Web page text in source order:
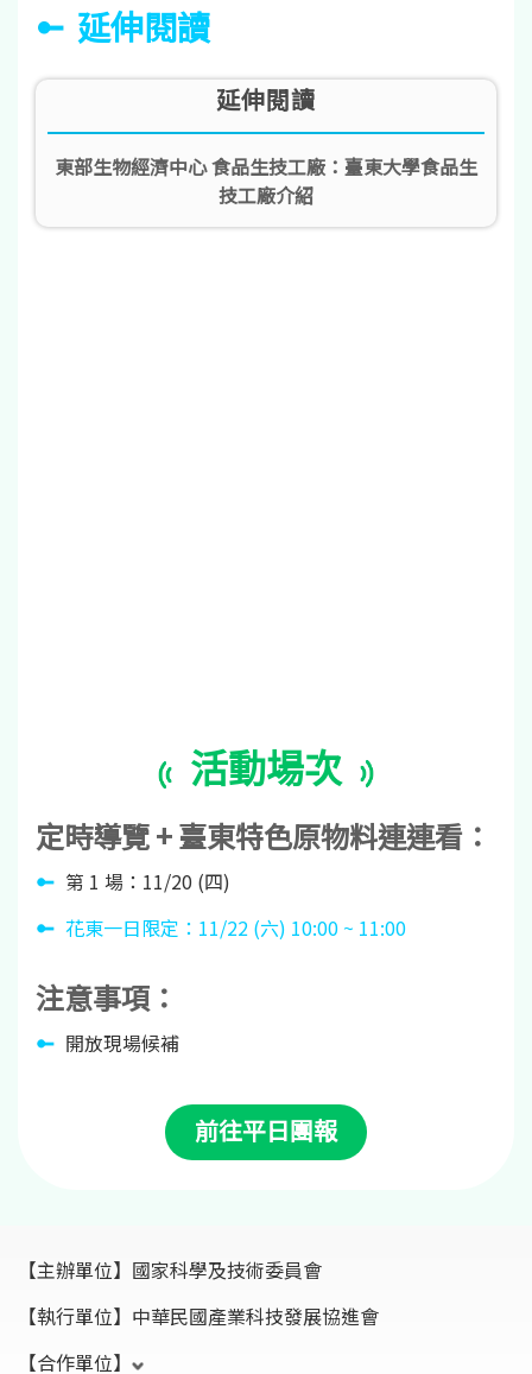
延伸閱讀
延伸閱讀
東部生物經濟中心 食品生技工廠：臺東大學食品生
技工廠介紹
活動場次
定時導覽 + 臺東特色原物料連連看：
第 1 場：11/20 (四)
花東一日限定：11/22 (六) 10:00 ~ 11:00
注意事項：
開放現場候補
前往平日團報
【主辦單位】 國家科學及技術委員會
【執行單位】 中華民國產業科技發展協進會
【合作單位】